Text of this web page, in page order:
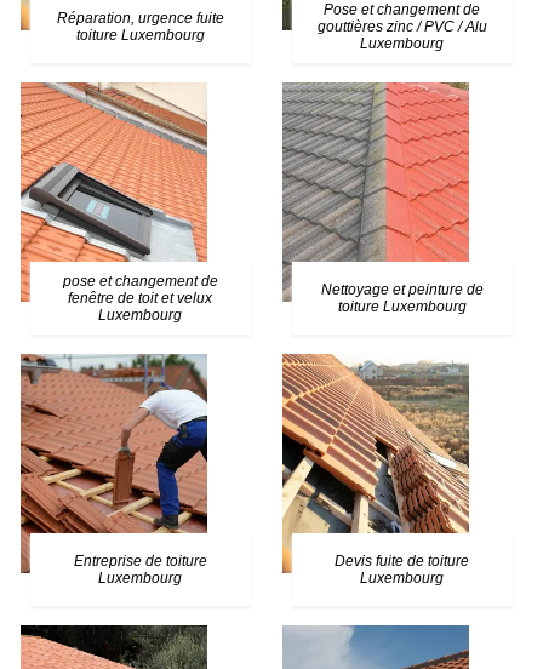
Réparation, urgence fuite
toiture Luxembourg
Pose et changement de
gouttières zinc / PVC / Alu
Luxembourg
pose et changement de
fenêtre de toit et velux
Luxembourg
Nettoyage et peinture de
toiture Luxembourg
Entreprise de toiture
Luxembourg
Devis fuite de toiture
Luxembourg